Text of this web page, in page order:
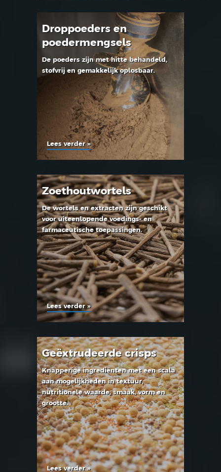
Droppoeders en
poedermengsels
De poeders zijn met hitte behandeld,
stofvrij en gemakkelijk oplosbaar.
Lees verder »
Zoethoutwortels
De wortels en extracten zijn geschikt
voor uiteenlopende voedings- en
farmaceutische toepassingen.
Lees verder »
Geëxtrudeerde crisps
Knapperige ingrediënten met een scala
aan mogelijkheden in textuur,
nutritionele waarde, smaak, vorm en
grootte.
Lees verder »